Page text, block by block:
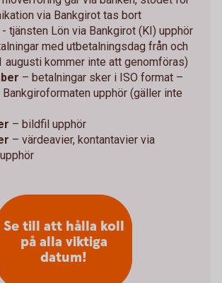
via Bankgirot tas bort
- tjänsten Lön via Bankgirot (KI) upphör
med utbetalningsdag från och
augusti kommer inte att genomföras)
– betalningar sker i ISO format –
upphör (gäller inte
– bildfil upphör
– värdeavier, kontantavier via
Se till att hålla koll
på alla viktiga
datum!